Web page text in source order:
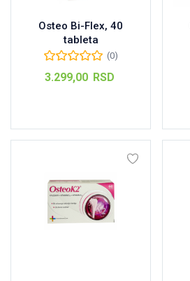
Osteo Bi-Flex, 40
tableta
(0)
3.299,00 RSD